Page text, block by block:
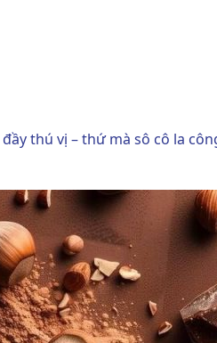
thú vị – thứ mà sô cô la